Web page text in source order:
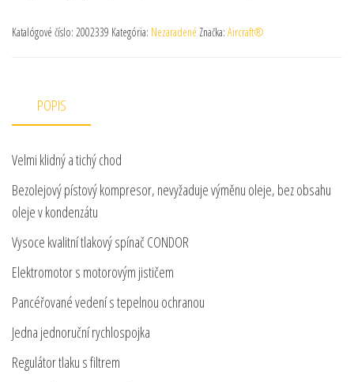
Katalógové číslo: 2002339 Kategória: Nezaradené Značka: Aircraft®
POPIS
Velmi klidný a tichý chod
Bezolejový pístový kompresor, nevyžaduje výměnu oleje, bez obsahu
oleje v kondenzátu
Vysoce kvalitní tlakový spínač CONDOR
Elektromotor s motorovým jističem
Pancéřované vedení s tepelnou ochranou
Jedna jednoruční rychlospojka
Regulátor tlaku s filtrem